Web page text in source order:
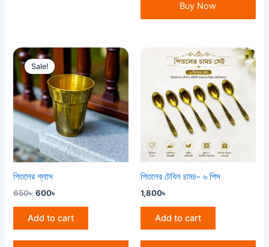
Buy Now
Sale!
পিতলের গ্লাস
650৳
Original
price
was:
650৳ .
600৳
is:
600৳ .
Add to cart
পিতলের টেবিল চামচ- ৬ পিস
1,800৳
Add to cart